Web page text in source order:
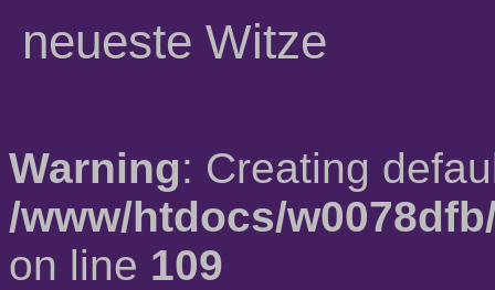
neueste Witze
Warning: Creating
/www/htdocs/
on line 109